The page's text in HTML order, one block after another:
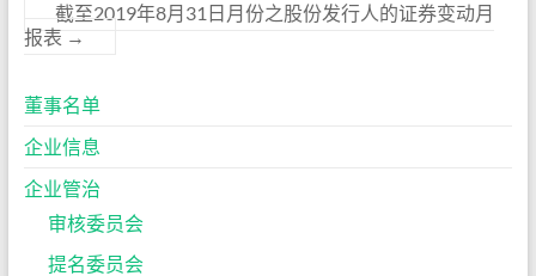
截至2019年8月31日月份之股份发行人的证券变动月
报表 →
董事名单
企业信息
企业管治
审核委员会
提名委员会